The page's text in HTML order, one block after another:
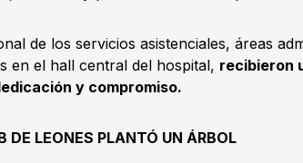
de los servicios asistenciales, áreas
en el hall central del hospital, recibieron
y compromiso.
DE LEONES PLANTÓ UN ÁRBOL